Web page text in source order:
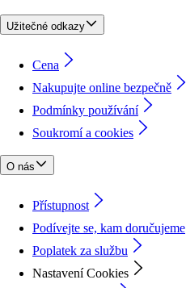
Užitečné odkazy
Cena
Nakupujte online bezpečně
Podmínky používání
Soukromí a cookies
O nás
Přístupnost
Podívejte se, kam doručujeme
Poplatek za službu
Nastavení Cookies